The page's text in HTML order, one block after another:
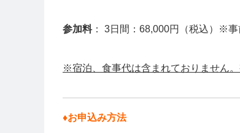
参加料： 3日間：68,000円（税込）※事
※宿泊、食事代は含まれておりません
♦︎お申込み方法